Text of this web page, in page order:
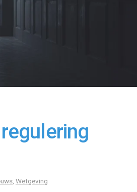
, Wetgeving